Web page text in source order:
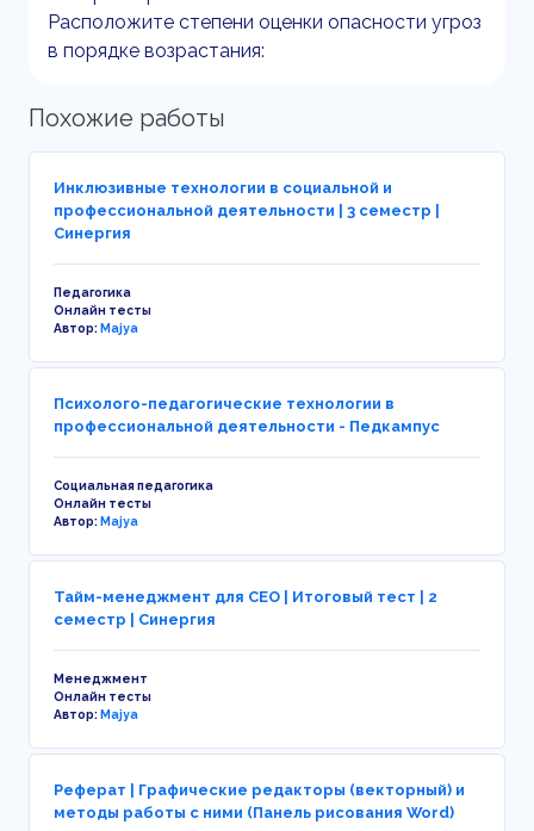
Расположите степени оценки опасности угроз
в порядке возрастания:
Похожие работы
Инклюзивные технологии в социальной и
профессиональной деятельности | 3 семестр |
Синергия
Педагогика
Онлайн тесты
Автор:Majya
Психолого-педагогические технологии в
профессиональной деятельности - Педкампус
Социальная педагогика
Онлайн тесты
Автор:Majya
Тайм-менеджмент для СЕО | Итоговый тест | 2
семестр | Синергия
Менеджмент
Онлайн тесты
Автор:Majya
Реферат | Графические редакторы (векторный) и
методы работы с ними (Панель рисования Word)